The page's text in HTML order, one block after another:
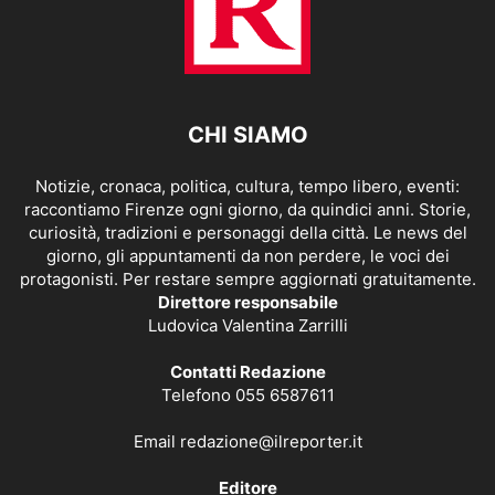
CHI SIAMO
Notizie, cronaca, politica, cultura, tempo libero, eventi:
raccontiamo Firenze ogni giorno, da quindici anni. Storie,
curiosità, tradizioni e personaggi della città. Le news del
giorno, gli appuntamenti da non perdere, le voci dei
protagonisti. Per restare sempre aggiornati gratuitamente.
Direttore responsabile
Ludovica Valentina Zarrilli
Contatti Redazione
Telefono 055 6587611
Email redazione@ilreporter.it
Editore